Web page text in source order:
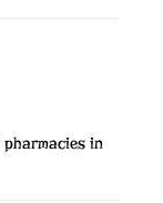
pharmacies in